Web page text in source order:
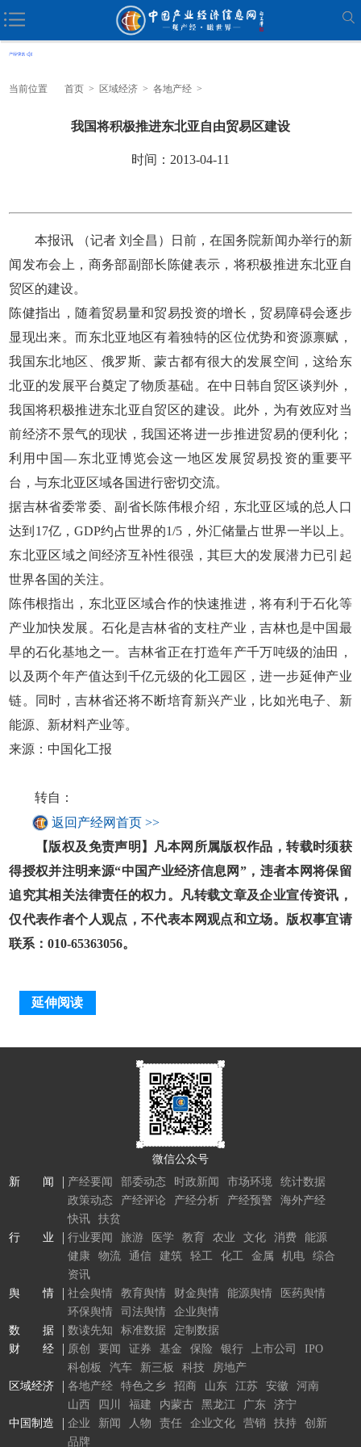
当前位置 首页 > 区域经济 > 各地产经 >
我国将积极推进东北亚自由贸易区建设
时间：2013-04-11
本报讯 （记者 刘全昌）日前，在国务院新闻办举行的新
闻发布会上，商务部副部长陈健表示，将积极推进东北亚自
贸区的建设。
陈健指出，随着贸易量和贸易投资的增长，贸易障碍会逐步
显现出来。而东北亚地区有着独特的区位优势和资源禀赋，
我国东北地区、俄罗斯、蒙古都有很大的发展空间，这给东
北亚的发展平台奠定了物质基础。在中日韩自贸区谈判外，
我国将积极推进东北亚自贸区的建设。此外，为有效应对当
前经济不景气的现状，我国还将进一步推进贸易的便利化；
利用中国—东北亚博览会这一地区发展贸易投资的重要平
台，与东北亚区域各国进行密切交流。
据吉林省委常委、副省长陈伟根介绍，东北亚区域的总人口
达到17亿，GDP约占世界的1/5，外汇储量占世界一半以上。
东北亚区域之间经济互补性很强，其巨大的发展潜力已引起
世界各国的关注。
陈伟根指出，东北亚区域合作的快速推进，将有利于石化等
产业加快发展。石化是吉林省的支柱产业，吉林也是中国最
早的石化基地之一。吉林省正在打造年产千万吨级的油田，
以及两个年产值达到千亿元级的化工园区，进一步延伸产业
链。同时，吉林省还将不断培育新兴产业，比如光电子、新
能源、新材料产业等。
来源：中国化工报
转自：
返回产经网首页 >>
【版权及免责声明】凡本网所属版权作品，转载时须获
得授权并注明来源“中国产业经济信息网”，违者本网将保留
追究其相关法律责任的权力。凡转载文章及企业宣传资讯，
仅代表作者个人观点，不代表本网观点和立场。版权事宜请
联系：010-65363056。
延伸阅读
微信公众号
新 闻
产经要闻 部委动态 时政新闻 市场环境
统计数据
政策动态
产经评论 产经分析 产经预警
海外产经
快讯
扶贫
行 业
行业要闻 旅游 医学 教育 农业 文化 消费
能源
健康
物流 通信 建筑 轻工 化工 金属 机电
综合
资讯
舆 情
社会舆情 教育舆情 财金舆情 能源舆情
医药舆情
环保舆情
司法舆情
企业舆情
数 据
数读先知 标准数据
定制数据
财 经
原创 要闻 证券 基金 保险 银行 上市公司
IPO
科创板
汽车 新三板 科技
房地产
区域经济
各地产经 特色之乡 招商 山东 江苏 安徽
河南
山西
四川 福建 内蒙古 黑龙江 广东
济宁
中国制造
企业 新闻 人物 责任 企业文化 营销 扶持
创新
品牌